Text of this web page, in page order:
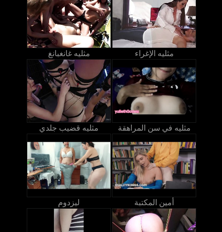
مثليه غانغبانغ مثليه الإغراء
مثليه قضيب جلدي مثليه في سن المراهقة
ليزدوم أمين المكتبة